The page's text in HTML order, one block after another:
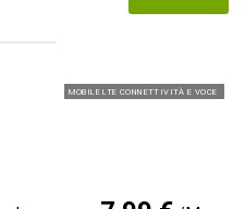
MOBILE LTE CONNETTIVITÀ E VOCE